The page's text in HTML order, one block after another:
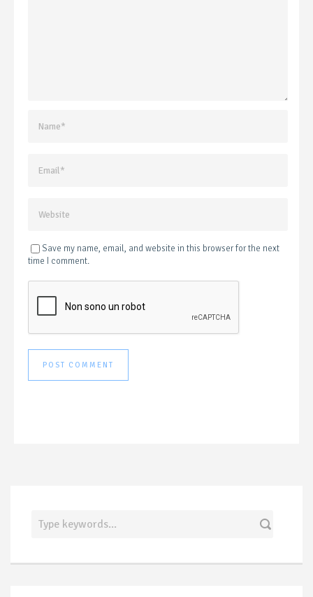
Save my name, email, and website in this browser for the next
time I comment.